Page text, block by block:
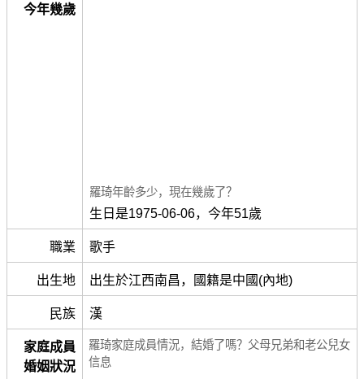
今年幾歲
羅琦年齡多少，現在幾歲了？
生日是1975-06-06，今年51歲
職業 歌手
出生地 出生於江西南昌，國籍是中國(內地)
民族 漢
家庭成員
婚姻狀況
羅琦家庭成員情況，結婚了嗎？父母兄弟和老公兒女
信息